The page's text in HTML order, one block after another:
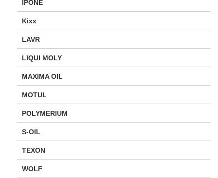
IPONE
Kixx
LAVR
LIQUI MOLY
MAXIMA OIL
MOTUL
POLYMERIUM
S-OIL
TEXON
WOLF